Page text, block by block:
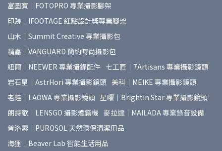
富圖寶｜FOTOPRO 專業攝影腳架
印跡｜IFOOTAGE 紅點設計獎專業腳架
山木｜Summit Creative 專業攝影包
精嘉｜VANGUARD 簡約時尚攝影包
紐爾｜NEEWER 專業攝錄配件 七工匠｜7Artisans 專業攝影鏡頭
岩石星｜AstrHori 專業攝影鏡頭 美科｜MEIKE 專業攝影鏡頭
老蛙｜LAOWA 專業攝影鏡頭 星曜｜Brightin Star 專業攝影鏡頭
朗詩歌｜LENSGO 攝影煙霧機 麥拉達｜MAILADA 專業錄音設備
普洛索｜PUROSOL 天然環保清潔用品
海狸｜Beaver Lab 智能生活用品